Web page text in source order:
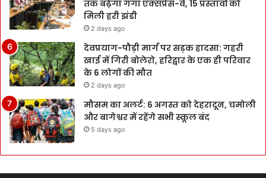
तक बढ़ेगा गंगा एक्सप्रेस-वे, 15 प्रस्तावों को
मिली हरी झंडी
2 days ago
देवप्रयाग-पौड़ी मार्ग पर सड़क हादसा: गहरी
खाई में गिरी बोलेरो, हरिद्वार के एक ही परिवार
के 6 लोगों की मौत
2 days ago
मौसम का अलर्ट: 6 अगस्त को देहरादून, चमोली
और बागेश्वर में रहेंगे सभी स्कूल बंद
5 days ago